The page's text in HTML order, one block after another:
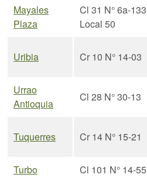
Mayales
Plaza
Cl 31 N° 6a-133
Local 50
Uribia Cr 10 N° 14-03
Urrao
Antioquia
Cl 28 N° 30-13
Tuquerres Cr 14 N° 15-21
Turbo
Cl 101 N° 14-55